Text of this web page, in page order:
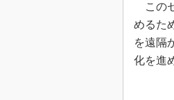
この
めるた
を遠隔
化を進